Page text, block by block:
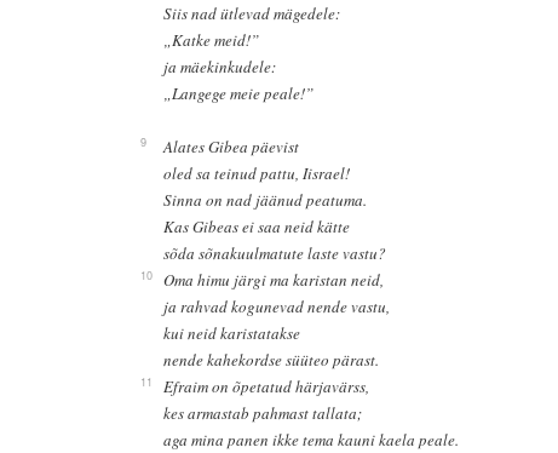
Siis nad ütlevad mägedele:
„Katke meid!”
ja mäekinkudele:
„Langege meie peale!”
9
Alates Gibea päevist
oled sa teinud pattu, Iisrael!
Sinna on nad jäänud peatuma.
Kas Gibeas ei saa neid kätte
sõda sõnakuulmatute laste vastu?
10
Oma himu järgi ma karistan neid,
ja rahvad kogunevad nende vastu,
kui neid karistatakse
nende kahekordse süüteo pärast.
11
Efraim on õpetatud härjavärss,
kes armastab pahmast tallata;
aga mina panen ikke tema kauni kaela peale.